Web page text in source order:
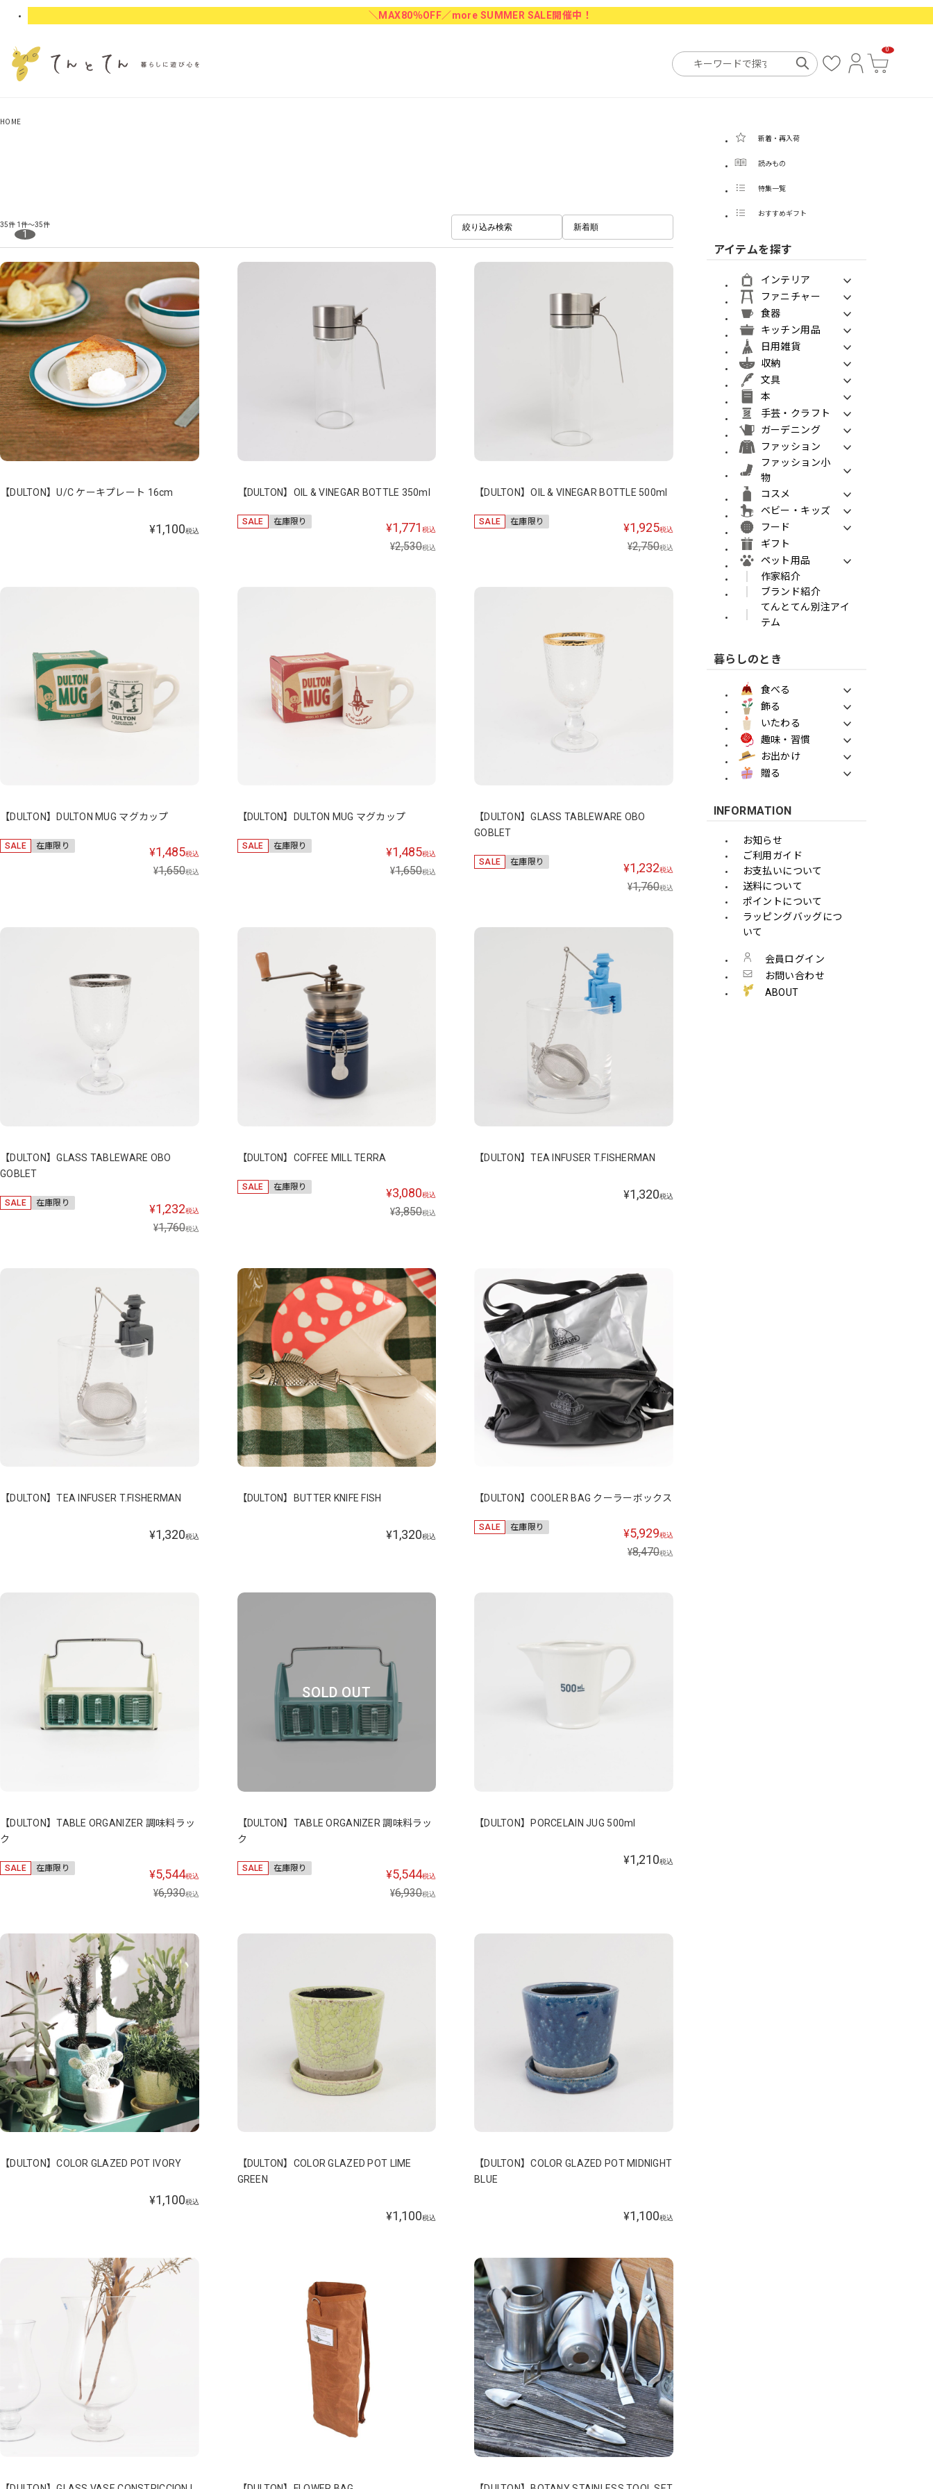
＼MAX80％OFF／more SUMMER SALE開催中！
0
HOME
35件 1件～35件
1
絞り込み検索 新着順
【DULTON】U/C ケーキプレート 16cm
¥1,100税込
【DULTON】OIL & VINEGAR BOTTLE 350ml
SALE 在庫限り ¥1,771税込
¥2,530税込
【DULTON】OIL & VINEGAR BOTTLE 500ml
SALE 在庫限り ¥1,925税込
¥2,750税込
【DULTON】DULTON MUG マグカップ
SALE 在庫限り ¥1,485税込
¥1,650税込
【DULTON】DULTON MUG マグカップ
SALE 在庫限り ¥1,485税込
¥1,650税込
【DULTON】GLASS TABLEWARE OBO
GOBLET
SALE 在庫限り ¥1,232税込
¥1,760税込
【DULTON】GLASS TABLEWARE OBO
GOBLET
SALE 在庫限り ¥1,232税込
¥1,760税込
【DULTON】COFFEE MILL TERRA
SALE 在庫限り ¥3,080税込
¥3,850税込
【DULTON】TEA INFUSER T.FISHERMAN
¥1,320税込
【DULTON】TEA INFUSER T.FISHERMAN
¥1,320税込
【DULTON】BUTTER KNIFE FISH
¥1,320税込
【DULTON】COOLER BAG クーラーボックス
SALE 在庫限り ¥5,929税込
¥8,470税込
【DULTON】TABLE ORGANIZER 調味料ラッ
ク
SALE 在庫限り ¥5,544税込
¥6,930税込
SOLD OUT
【DULTON】TABLE ORGANIZER 調味料ラッ
ク
SALE 在庫限り ¥5,544税込
¥6,930税込
【DULTON】PORCELAIN JUG 500ml
¥1,210税込
【DULTON】COLOR GLAZED POT IVORY
¥1,100税込
【DULTON】COLOR GLAZED POT LIME
GREEN
¥1,100税込
【DULTON】COLOR GLAZED POT MIDNIGHT
BLUE
¥1,100税込
新着・再入荷
読みもの
特集一覧
おすすめギフト
アイテムを探す
インテリア
ファニチャー
食器
キッチン用品
日用雑貨
収納
文具
本
手芸・クラフト
ガーデニング
ファッション
ファッション小
物
コスメ
ベビー・キッズ
フード
ギフト
ペット用品
作家紹介
ブランド紹介
てんとてん別注アイ
テム
暮らしのとき
食べる
飾る
いたわる
趣味・習慣
お出かけ
贈る
INFORMATION
お知らせ
ご利用ガイド
お支払いについて
送料について
ポイントについて
ラッピングバッグにつ
いて
会員ログイン
お問い合わせ
ABOUT